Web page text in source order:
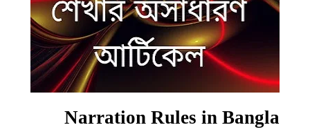
Narration Rules in Bangla